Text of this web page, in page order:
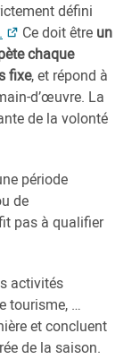
défini
Ce doit être un
chaque
fixe, et répond à
d’œuvre. La
de la volonté
période
de
pas à qualifier
activités
tourisme, …
et concluent
de la saison.